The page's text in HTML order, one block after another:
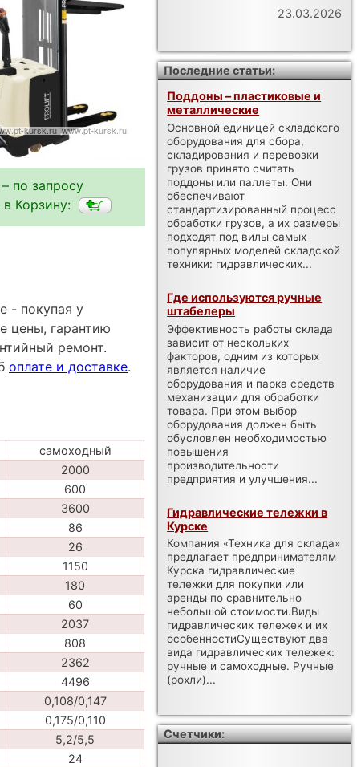
по запросу
Корзину:
- покупая у
цены, гарантию
ремонт.
оплате и доставке.
самоходный
2000
600
3600
86
26
1150
180
60
2037
808
2362
4496
0,108/0,147
0,175/0,110
5,2/5,5
24
23.03.2026
Последние статьи:
Поддоны – пластиковые и
металлические
Основной единицей складского
оборудования для сбора,
складирования и перевозки
грузов принято считать
поддоны или паллеты. Они
обеспечивают
стандартизированный процесс
обработки грузов, а их размеры
подходят под вилы самых
популярных моделей складской
техники: гидравлических...
Где используются ручные
штабелеры
Эффективность работы склада
зависит от нескольких
факторов, одним из которых
является наличие
оборудования и парка средств
механизации для обработки
товара. При этом выбор
оборудования должен быть
обусловлен необходимостью
повышения
производительности
предприятия и улучшения...
Гидравлические тележки в
Курске
Компания «Техника для склада»
предлагает предпринимателям
Курска гидравлические
тележки для покупки или
аренды по сравнительно
небольшой стоимости.Виды
гидравлических тележек и их
особенностиСуществуют два
вида гидравлических тележек:
ручные и самоходные. Ручные
(рохли)...
Счетчики: